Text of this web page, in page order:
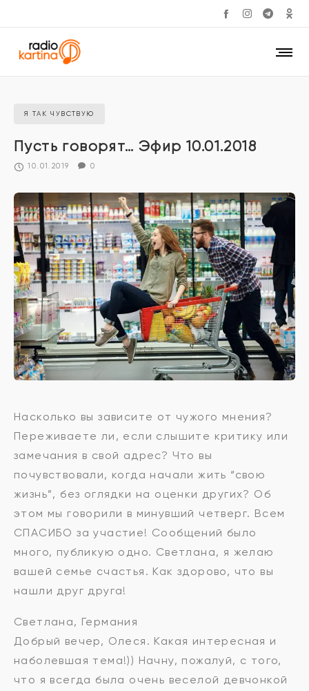
Я ТАК ЧУВСТВУЮ
Пусть говорят… Эфир 10.01.2018
10.01.2019 0
Насколько вы зависите от чужого мнения?
Переживаете ли, если слышите критику или
замечания в свой адрес? Что вы
почувствовали, когда начали жить “свою
жизнь”, без оглядки на оценки других? Об
этом мы говорили в минувший четверг. Всем
СПАСИБО за участие! Сообщений было
много, публикую одно. Светлана, я желаю
вашей семье счастья. Как здорово, что вы
нашли друг друга!
Светлана, Германия
Добрый вечер, Олеся. Какая интересная и
наболевшая тема!)) Начну, пожалуй, с того,
что я всегда была очень веселой девчонкой